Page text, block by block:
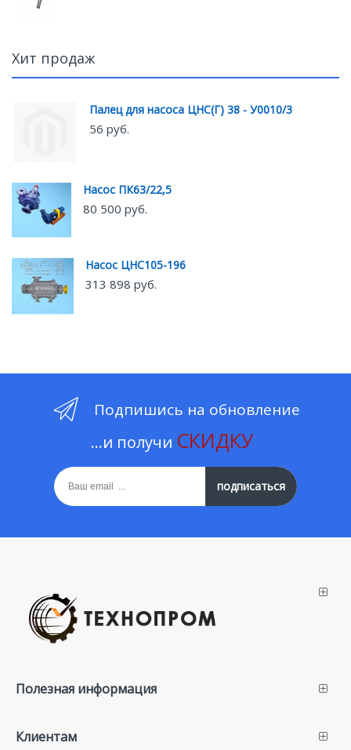
Хит продаж
Палец для насоса ЦНС(Г) 38 - У0010/3
56 руб.
Насос ПК63/22,5
80 500 руб.
Насос ЦНС105-196
313 898 руб.
Подпишись на обновление
...и получи СКИДКУ
подписаться
Полезная информация
Клиентам